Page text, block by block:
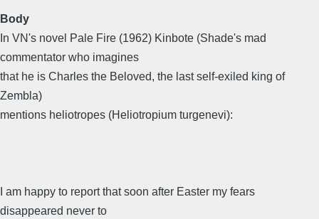
Body
In VN's novel Pale Fire (1962) Kinbote (Shade's mad
commentator who imagines
that he is Charles the Beloved, the last self-exiled king of
Zembla)
mentions heliotropes (Heliotropium turgenevi):
I am happy to report that soon after Easter my fears
disappeared never to